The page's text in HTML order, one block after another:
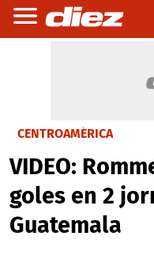
CENTROAMÉRICA
VIDEO:
goles en 2
Guatemala